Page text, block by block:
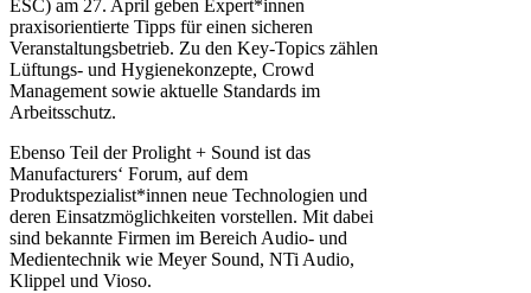
ESC) am 27. April geben Expert*innen
praxisorientierte Tipps für einen sicheren
Veranstaltungsbetrieb. Zu den Key-Topics zählen
Lüftungs- und Hygienekonzepte, Crowd
Management sowie aktuelle Standards im
Arbeitsschutz.
Ebenso Teil der Prolight + Sound ist das
Manufacturers‘ Forum, auf dem
Produktspezialist*innen neue Technologien und
deren Einsatzmöglichkeiten vorstellen. Mit dabei
sind bekannte Firmen im Bereich Audio- und
Medientechnik wie Meyer Sound, NTi Audio,
Klippel und Vioso.